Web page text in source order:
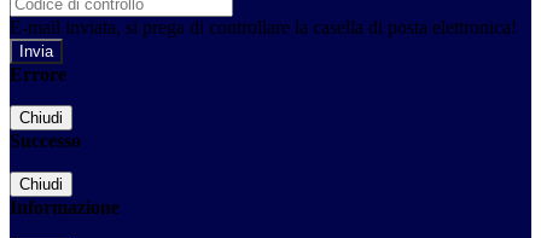
E-mail inviata, si prega di controllare la casella di posta elettronica!
Errore
Chiudi
Successo
Chiudi
Informazione